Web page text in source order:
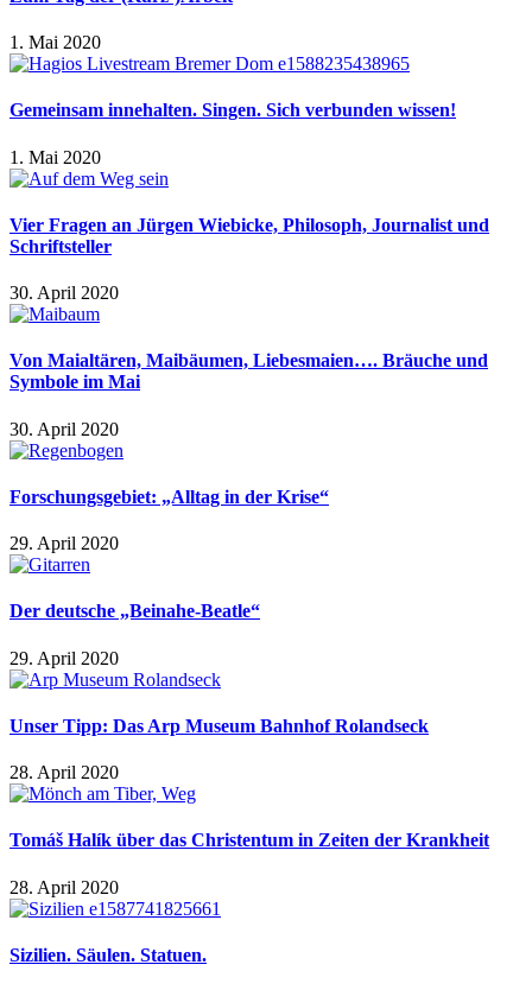
1. Mai 2020
Gemeinsam innehalten. Singen. Sich verbunden wissen!
1. Mai 2020
Vier Fragen an Jürgen Wiebicke, Philosoph, Journalist und
Schriftsteller
30. April 2020
Von Maialtären, Maibäumen, Liebesmaien…. Bräuche und
Symbole im Mai
30. April 2020
Forschungsgebiet: „Alltag in der Krise“
29. April 2020
Der deutsche „Beinahe-Beatle“
29. April 2020
Unser Tipp: Das Arp Museum Bahnhof Rolandseck
28. April 2020
Tomáš Halík über das Christentum in Zeiten der Krankheit
28. April 2020
Sizilien. Säulen. Statuen.